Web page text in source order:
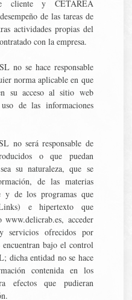
cliente y CETÁREA
de las tareas de
actividades propias del
con la empresa.
no se hace responsable
norma aplicable en que
su acceso al sitio web
de las informaciones
no será responsable de
o que puedan
su naturaleza, que se
de las materias
y de los programas que
e hipertexto que
acceder
servicios ofrecidos por
bajo el control
dicha entidad no se hace
contenida en los
efectos que pudieran